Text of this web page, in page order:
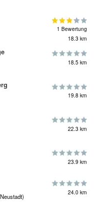
1 Bewertung
18.3 km
18.5 km
19.8 km
22.3 km
23.9 km
24.0 km